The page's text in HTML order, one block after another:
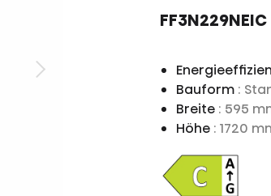
FF3N229NEIC
Bauform :
Breite : 595
Höhe : 1720